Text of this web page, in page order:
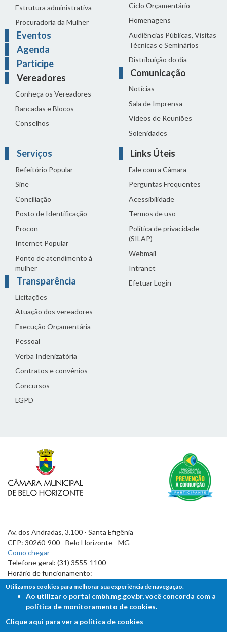
Estrutura administrativa
Procuradoria da Mulher
Eventos
Agenda
Participe
Vereadores
Conheça os Vereadores
Bancadas e Blocos
Conselhos
Ciclo Orçamentário
Homenagens
Audiências Públicas, Visitas
Técnicas e Seminários
Distribuição do dia
Comunicação
Notícias
Sala de Imprensa
Vídeos de Reuniões
Solenidades
Serviços
Refeitório Popular
Sine
Conciliação
Posto de Identificação
Procon
Internet Popular
Ponto de atendimento à
mulher
Transparência
Licitações
Atuação dos vereadores
Execução Orçamentária
Pessoal
Verba Indenizatória
Contratos e convênios
Concursos
LGPD
Links Úteis
Fale com a Câmara
Perguntas Frequentes
Acessibilidade
Termos de uso
Política de privacidade
(SILAP)
Webmail
Intranet
Efetuar Login
Av. dos Andradas, 3.100 - Santa Efigênia
CEP: 30260-900 - Belo Horizonte - MG
Como chegar
Telefone geral: (31) 3555-1100
Horário de funcionamento:
7h às 19h
Utilizamos cookies para melhorar sua experiência de navegação.
Ao utilizar o portal cmbh.mg.gov.br, você concorda com a
política de monitoramento de cookies.
Clique aqui para ver a política de cookies